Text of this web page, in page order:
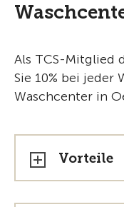
Als TCS-Mitglied
Sie 10% bei jeder
Waschcenter in
Vorteile